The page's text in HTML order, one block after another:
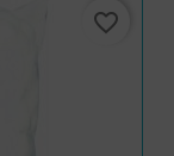
favorite_border